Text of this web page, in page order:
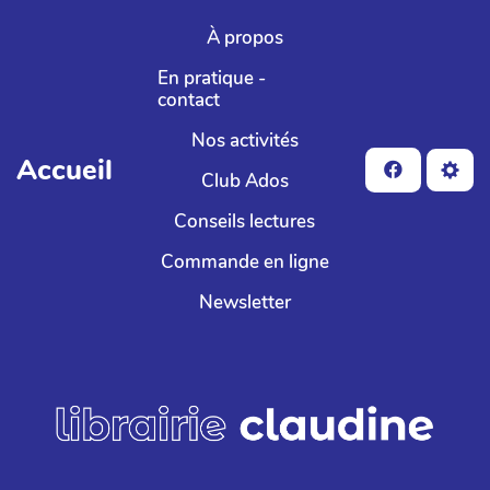
Aller au contenu principal
Accueil
À propos
En pratique -
contact
Nos activités
Club Ados
Conseils lectures
Commande en ligne
Newsletter